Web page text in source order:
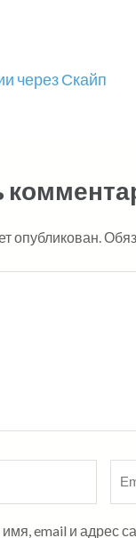
через Скайп
опубликован.
email и адрес